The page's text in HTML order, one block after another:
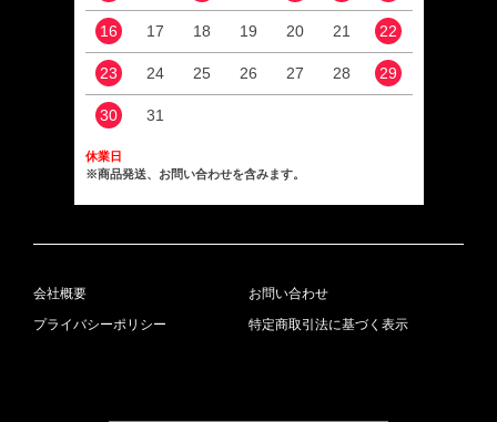
16 17 18 19 20 21 22
23 24 25 26 27 28 29
30 31
休業日
※商品発送、お問い合わせを含みます。
会社概要
お問い合わせ
プライバシーポリシー
特定商取引法に基づく表示